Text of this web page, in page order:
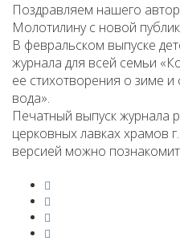
Поздравляем нашего
Молотилину с новой
В февральском выпуске
журнала для всей семьи
ее стихотворения о зиме
вода».
Печатный выпуск журнала
церковных лавках храмов
версией можно